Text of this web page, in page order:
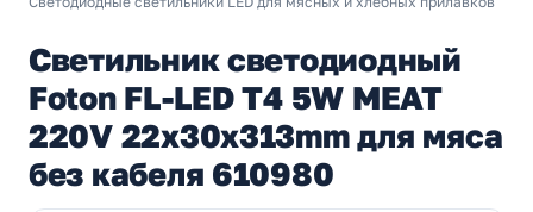
Светильник светодиодный
Foton FL-LED T4 5W MEAT
220V 22x30x313mm для мяса
без кабеля 610980